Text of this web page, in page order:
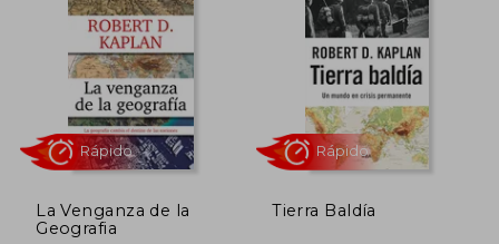
La Venganza de la
Geografia
Tierra Baldía